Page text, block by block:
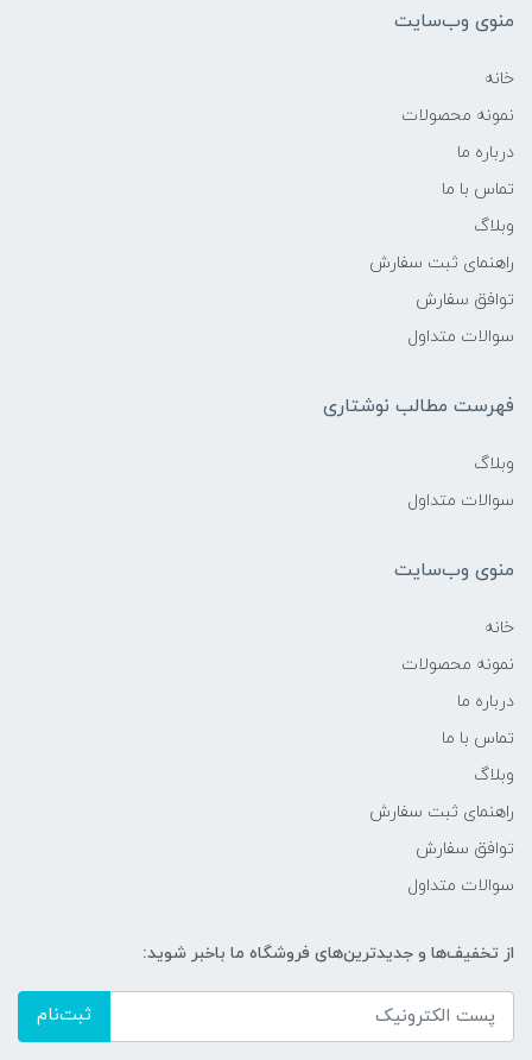
منوی وب‌سایت
خانه
نمونه محصولات
درباره ما
تماس با ما
وبلاگ
راهنمای ثبت سفارش
توافق سفارش
سوالات متداول
فهرست مطالب نوشتاری
وبلاگ
سوالات متداول
منوی وب‌سایت
خانه
نمونه محصولات
درباره ما
تماس با ما
وبلاگ
راهنمای ثبت سفارش
توافق سفارش
سوالات متداول
از تخفیف‌ها و جدیدترین‌های فروشگاه ما باخبر شوید:
ثبت‌نام